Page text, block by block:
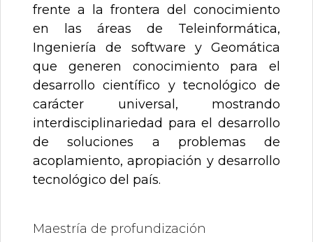
frente a la frontera del conocimiento
en las áreas de Teleinformática,
Ingeniería de software y Geomática
que generen conocimiento para el
desarrollo científico y tecnológico de
carácter universal, mostrando
interdisciplinariedad para el desarrollo
de soluciones a problemas de
acoplamiento, apropiación y desarrollo
tecnológico del país.
Maestría de profundización